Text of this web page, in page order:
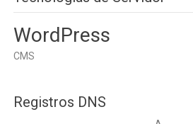
WordPress
CMS
Registros DNS